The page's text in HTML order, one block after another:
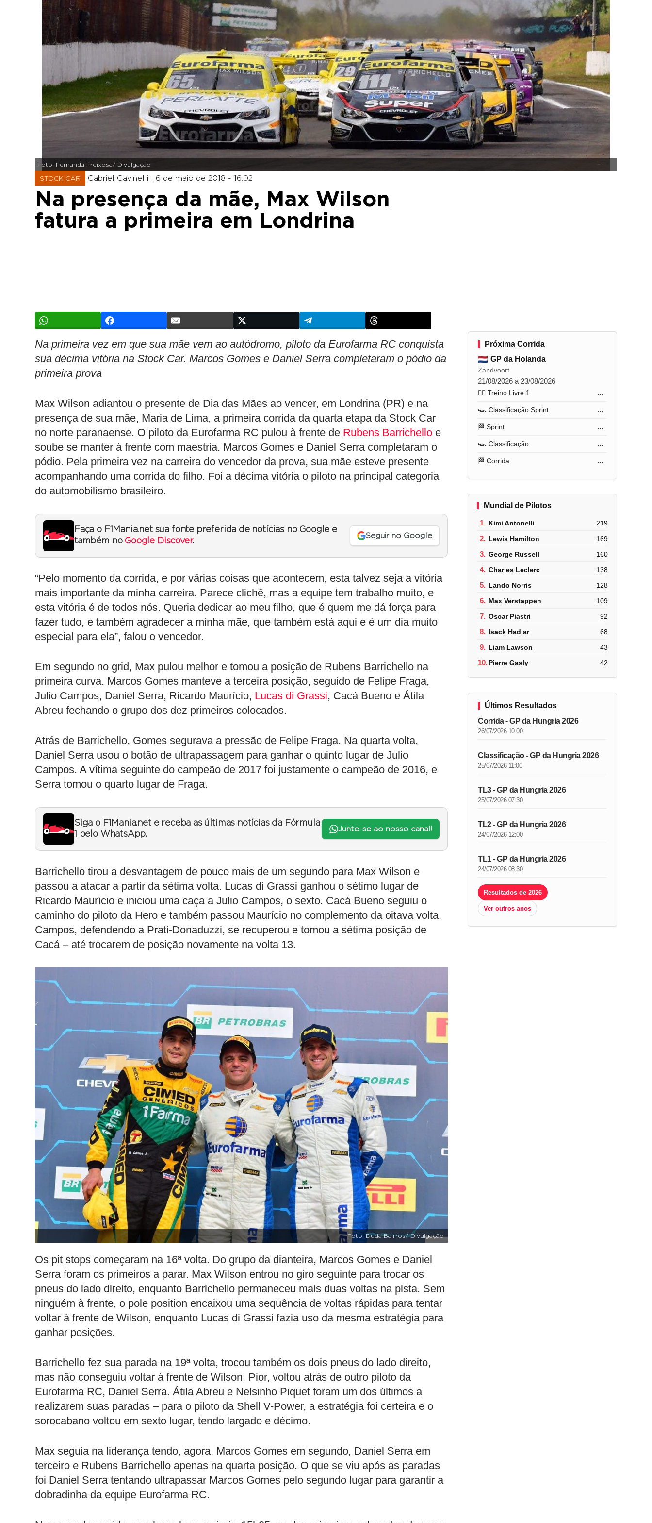
Foto: Fernanda Freixosa/ Divulgação
STOCK CAR Gabriel Gavinelli | 6 de maio de 2018 - 16:02
Na presença da mãe, Max Wilson
fatura a primeira em Londrina
Na primeira vez em que sua mãe vem ao autódromo, piloto da Eurofarma RC conquista
sua décima vitória na Stock Car. Marcos Gomes e Daniel Serra completaram o pódio da
primeira prova
Max Wilson adiantou o presente de Dia das Mães ao vencer, em Londrina (PR) e na
presença de sua mãe, Maria de Lima, a primeira corrida da quarta etapa da Stock Car
no norte paranaense. O piloto da Eurofarma RC pulou à frente de Rubens Barrichello e
soube se manter à frente com maestria. Marcos Gomes e Daniel Serra completaram o
pódio. Pela primeira vez na carreira do vencedor da prova, sua mãe esteve presente
acompanhando uma corrida do filho. Foi a décima vitória o piloto na principal categoria
do automobilismo brasileiro.
Faça o F1Mania.net sua fonte preferida de notícias no Google e
também no Google Discover.
Seguir no Google
“Pelo momento da corrida, e por várias coisas que acontecem, esta talvez seja a vitória
mais importante da minha carreira. Parece clichê, mas a equipe tem trabalho muito, e
esta vitória é de todos nós. Queria dedicar ao meu filho, que é quem me dá força para
fazer tudo, e também agradecer a minha mãe, que também está aqui e é um dia muito
especial para ela”, falou o vencedor.
Em segundo no grid, Max pulou melhor e tomou a posição de Rubens Barrichello na
primeira curva. Marcos Gomes manteve a terceira posição, seguido de Felipe Fraga,
Julio Campos, Daniel Serra, Ricardo Maurício, Lucas di Grassi, Cacá Bueno e Átila
Abreu fechando o grupo dos dez primeiros colocados.
Atrás de Barrichello, Gomes segurava a pressão de Felipe Fraga. Na quarta volta,
Daniel Serra usou o botão de ultrapassagem para ganhar o quinto lugar de Julio
Campos. A vítima seguinte do campeão de 2017 foi justamente o campeão de 2016, e
Serra tomou o quarto lugar de Fraga.
Siga o F1Mania.net e receba as últimas notícias da Fórmula
1 pelo WhatsApp.
Junte-se ao nosso canal!
Barrichello tirou a desvantagem de pouco mais de um segundo para Max Wilson e
passou a atacar a partir da sétima volta. Lucas di Grassi ganhou o sétimo lugar de
Ricardo Maurício e iniciou uma caça a Julio Campos, o sexto. Cacá Bueno seguiu o
caminho do piloto da Hero e também passou Maurício no complemento da oitava volta.
Campos, defendendo a Prati-Donaduzzi, se recuperou e tomou a sétima posição de
Cacá – até trocarem de posição novamente na volta 13.
Foto: Duda Bairros/ DIvulgação
Os pit stops começaram na 16ª volta. Do grupo da dianteira, Marcos Gomes e Daniel
Serra foram os primeiros a parar. Max Wilson entrou no giro seguinte para trocar os
pneus do lado direito, enquanto Barrichello permaneceu mais duas voltas na pista. Sem
ninguém à frente, o pole position encaixou uma sequência de voltas rápidas para tentar
voltar à frente de Wilson, enquanto Lucas di Grassi fazia uso da mesma estratégia para
ganhar posições.
Barrichello fez sua parada na 19ª volta, trocou também os dois pneus do lado direito,
mas não conseguiu voltar à frente de Wilson. Pior, voltou atrás de outro piloto da
Eurofarma RC, Daniel Serra. Átila Abreu e Nelsinho Piquet foram um dos últimos a
realizarem suas paradas – para o piloto da Shell V-Power, a estratégia foi certeira e o
sorocabano voltou em sexto lugar, tendo largado e décimo.
Max seguia na liderança tendo, agora, Marcos Gomes em segundo, Daniel Serra em
terceiro e Rubens Barrichello apenas na quarta posição. O que se viu após as paradas
foi Daniel Serra tentando ultrapassar Marcos Gomes pelo segundo lugar para garantir a
dobradinha da equipe Eurofarma RC.
Próxima Corrida
GP da Holanda
Zandvoort
21/08/2026 a 23/08/2026
🏋️‍♂️ Treino Livre 1 ...
🏎️ Classificação Sprint ...
🏁 Sprint ...
🏎️ Classificação ...
🏁 Corrida ...
Mundial de Pilotos
1. Kimi Antonelli 219
2. Lewis Hamilton 169
3. George Russell 160
4. Charles Leclerc 138
5. Lando Norris 128
6. Max Verstappen 109
7. Oscar Piastri 92
8. Isack Hadjar 68
9. Liam Lawson 43
10.Pierre Gasly 42
Últimos Resultados
Corrida - GP da Hungria 2026
26/07/2026 10:00
Classificação - GP da Hungria 2026
25/07/2026 11:00
TL3 - GP da Hungria 2026
25/07/2026 07:30
TL2 - GP da Hungria 2026
24/07/2026 12:00
TL1 - GP da Hungria 2026
24/07/2026 08:30
Resultados de 2026
Ver outros anos